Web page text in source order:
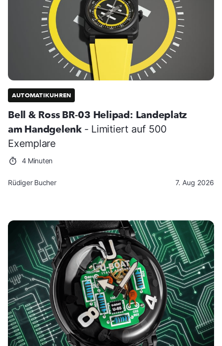
AUTOMATIKUHREN
Bell & Ross BR-03 Helipad: Landeplatz
am Handgelenk - Limitiert auf 500
Exemplare
4 Minuten
Rüdiger Bucher 7. Aug 2026